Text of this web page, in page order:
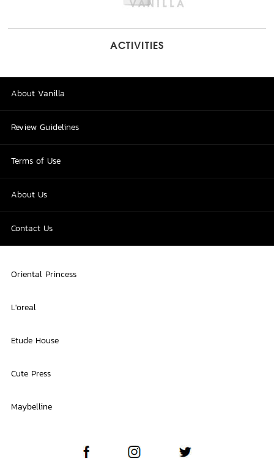
ACTIVITIES
About Vanilla
Review Guidelines
Terms of Use
About Us
Contact Us
Oriental Princess
L'oreal
Etude House
Cute Press
Maybelline